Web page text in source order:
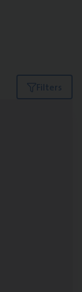
Filters